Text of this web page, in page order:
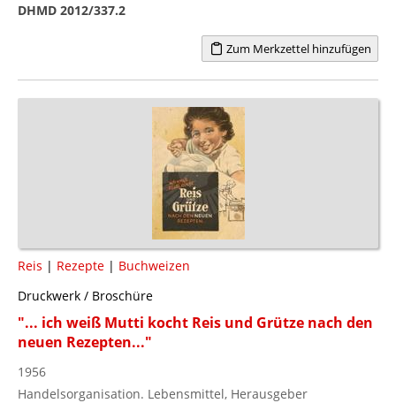
DHMD 2012/337.2
Zum Merkzettel hinzufügen
Reis | Rezepte | Buchweizen
Druckwerk / Broschüre
"... ich weiß Mutti kocht Reis und Grütze nach den
neuen Rezepten..."
1956
Handelsorganisation. Lebensmittel, Herausgeber